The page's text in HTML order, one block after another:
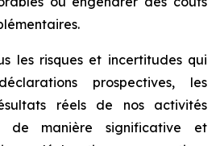
les risques et incertitudes qui
prospectives, les
réels de nos activités
de manière significative et